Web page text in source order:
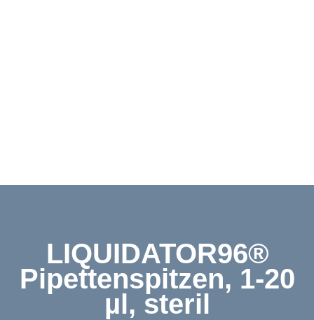
LIQUIDATOR96®
Pipettenspitzen, 1-20
µl, steril